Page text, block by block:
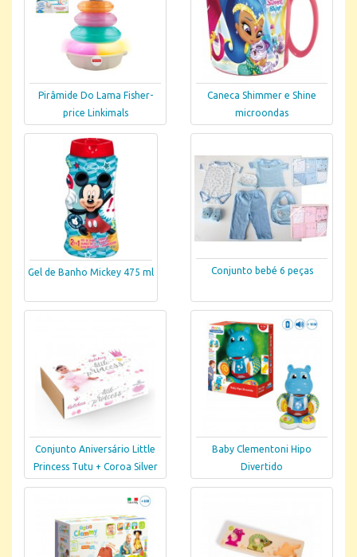
Pirâmide Do Lama Fisher-
price Linkimals
Caneca Shimmer e Shine
microondas
Gel de Banho Mickey 475 ml Conjunto bebé 6 peças
Conjunto Aniversário Little
Princess Tutu + Coroa Silver
Baby Clementoni Hipo
Divertido